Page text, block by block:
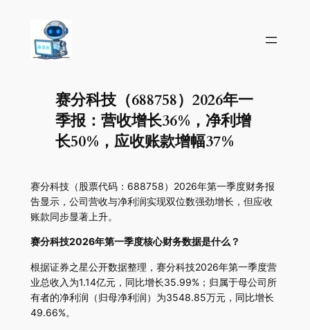
赛分科技（688758）2026年一
季报：营收增长36%，净利增
长50%，应收账款增幅37%
赛分科技（股票代码：688758）2026年第一季度财务报
告显示，公司营收与净利润实现双位数强劲增长，但应收
账款同步显著上升。
赛分科技2026年第一季度核心财务数据是什么？
根据证券之星公开数据整理，赛分科技2026年第一季度营
业总收入为1.14亿元，同比增长35.99%；归属于母公司所
有者的净利润（归母净利润）为3548.85万元，同比增长
49.66%。